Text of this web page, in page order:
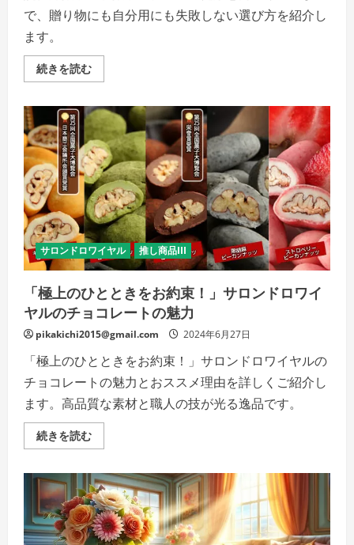
を
さ
い
で、贈り物にも自分用にも失敗しない選び方を紹介し
ます。
続きを読むス
イ
完
全
ガ
イ
ド
―
人
生
を
少
し
だ
け
甘
く
る、
現
代
ス
イ
ツ
文
化
の
す
べ
て
―
を
ご
覧
く
だ
さ
サロンドロワイヤル 推し商品III
「極上のひとときをお約束！」サロンドロワイ
ヤルのチョコレートの魅力
pikakichi2015@gmail.com 2024年6月27日
「極上のひとときをお約束！」サロンドロワイヤルの
チョコレートの魅力とおススメ理由を詳しくご紹介し
ます。高品質な素材と職人の技が光る逸品です。
続きを読む「極
上
と
と
き
を
お
約